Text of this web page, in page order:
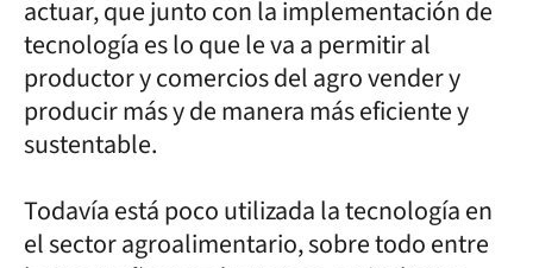
actuar, que junto con la implementación de
tecnología es lo que le va a permitir al
productor y comercios del agro vender y
producir más y de manera más eficiente y
sustentable.
Todavía está poco utilizada la tecnología en
el sector agroalimentario, sobre todo entre